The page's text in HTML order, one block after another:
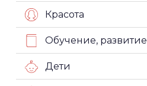
Красота
Обучение, развитие
Дети